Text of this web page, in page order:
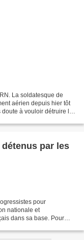
La soldatesque de
aérien depuis hier tôt
à vouloir détruire les
par les
pour
nationale et
dans sa base. Pour